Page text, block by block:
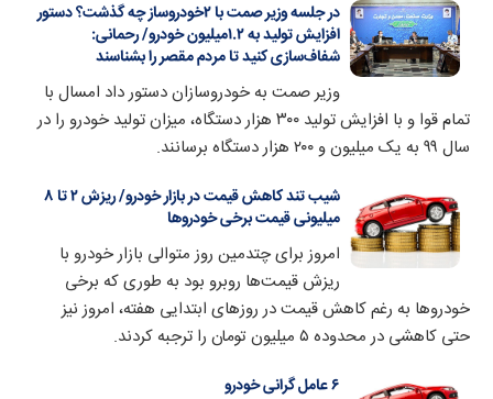
در جلسه وزیر صمت با ۲خودروساز چه گذشت؟ دستور
افزایش تولید به ۱.۲میلیون خودرو/ رحمانی:
شفاف‌سازی کنید تا مردم مقصر را بشناسند
وزیر صمت به خودروسازان دستور داد امسال با
تمام قوا و با افزایش تولید ۳۰۰ هزار دستگاه، میزان تولید خودرو را در
سال ۹۹ به یک میلیون و ۲۰۰ هزار دستگاه برسانند.
شیب تند کاهش قیمت در بازار خودرو/ ریزش ۲ تا ۸
میلیونی قیمت برخی خودروها
امروز برای چتدمین روز متوالی بازار خودرو با
ریزش قیمت‌ها روبرو بود به طوری که برخی
خودروها به رغم کاهش قیمت در روزهای ابتدایی هفته، امروز نیز
حتی کاهشی در محدوده ۵ میلیون تومان را ترجبه کردند.
۶ عامل گرانی خودرو